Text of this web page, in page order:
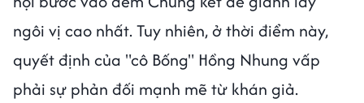
ngôi vị cao nhất. Tuy nhiên, ở thời điểm này,
quyết định của "cô Bống" Hồng Nhung vấp
phải sự phản đối mạnh mẽ từ khán giả.